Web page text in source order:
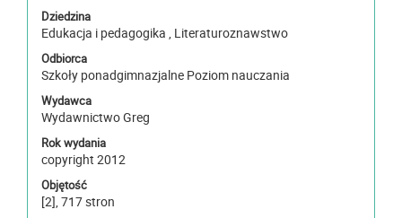
Dziedzina
Edukacja i pedagogika , Literaturoznawstwo
Odbiorca
Szkoły ponadgimnazjalne Poziom nauczania
Wydawca
Wydawnictwo Greg
Rok wydania
copyright 2012
Objętość
[2], 717 stron